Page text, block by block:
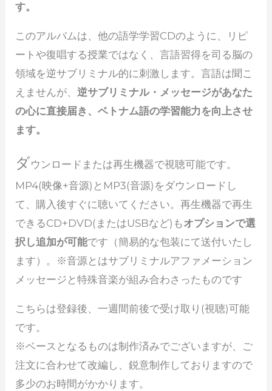
す。
このアルバムは、他の語学学習CDのように、リピ
ートや復唱する授業ではなく、言語習得を司る脳の
領域を逆サブリミナル的に刺激します。言語は聞こ
えませんが、 逆サブリミナル・メッセージがあなた
の心に直接届き、ベトナム語の学習能力を向上させ
ます。
ダウンロードまたは再生機器で視聴可能です。
MP4(映像+音源)とMP3(音源)をダウンロードし
て、購入後すぐに聴いてください。再生機器で再生
できるCD+DVD(またはUSBなど)もオプションで選
択し追加が可能です（簡易的な包装にて送付いたし
ます）。※音源とはサブリミナルアファメーション
メッセージと特殊音楽が組み合わさったものです
こちらは登録後、一週間前後で受け取り(視聴)可能
です。
※ベースとなるものは制作済みでございますが、ご
注文に合わせて改編し、鋭意制作しておりますので
多少のお時間がかかります。